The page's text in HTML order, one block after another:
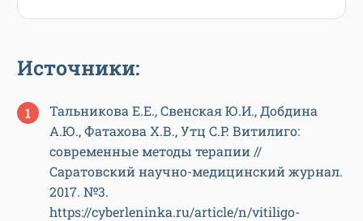
Источники:
Тальникова Е.Е., Свенская Ю.И., Добдина
А.Ю., Фатахова X.В., Утц С.Р. Витилиго:
современные методы терапии //
Саратовский научно-медицинский журнал.
2017. №3.
https://cyberleninka.ru/article/n/vitiligo-